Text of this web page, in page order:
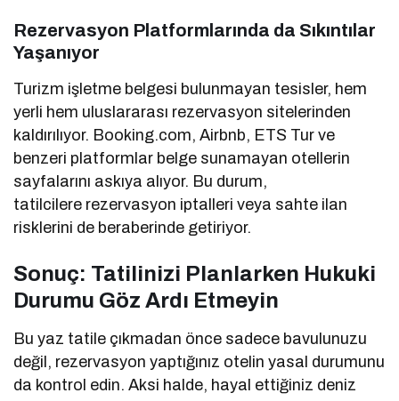
Rezervasyon Platformlarında da Sıkıntılar
Yaşanıyor
Turizm işletme belgesi bulunmayan tesisler, hem
yerli hem uluslararası rezervasyon sitelerinden
kaldırılıyor. Booking.com, Airbnb, ETS Tur ve
benzeri platformlar belge sunamayan otellerin
sayfalarını askıya alıyor. Bu durum,
tatilcilere rezervasyon iptalleri veya sahte ilan
risklerini de beraberinde getiriyor.
Sonuç: Tatilinizi Planlarken Hukuki
Durumu Göz Ardı Etmeyin
Bu yaz tatile çıkmadan önce sadece bavulunuzu
değil, rezervasyon yaptığınız otelin yasal durumunu
da kontrol edin. Aksi halde, hayal ettiğiniz deniz